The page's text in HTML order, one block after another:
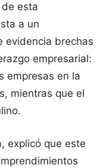
esta
a un
evidencia brechas
empresarial:
empresas en la
mientras que el
explicó que este